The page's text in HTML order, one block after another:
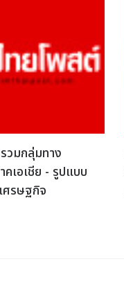
วมกลุ่มทาง
เอเชีย - รูปแบบ
ศรษฐกิจ